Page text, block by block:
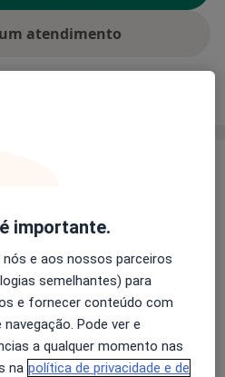
atendimento
que somos capazes e
melhores. Acredito
de uns, esses vão
de outros. E porque
retribuo, crio e a
importante.
e aos nossos parceiros
semelhantes) para
e fornecer conteúdo com
Pode ver e
a qualquer momento nas
na política de privacidade e de